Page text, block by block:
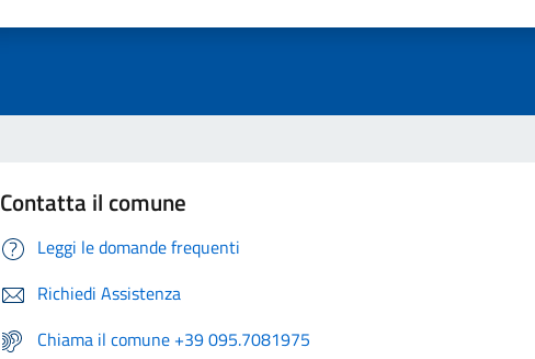
Contatta il comune
Leggi le domande frequenti
Richiedi Assistenza
Chiama il comune +39 095.7081975